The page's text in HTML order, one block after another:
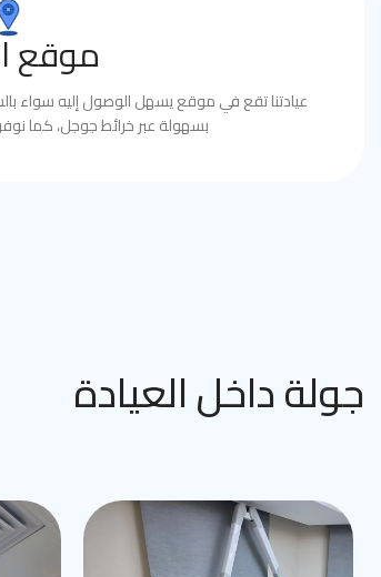
موقع
عيادتنا تقع في موقع يسهل الوصول إليه سواء
بسهولة عبر خرائط جوجل، كما
جولة داخل العيادة